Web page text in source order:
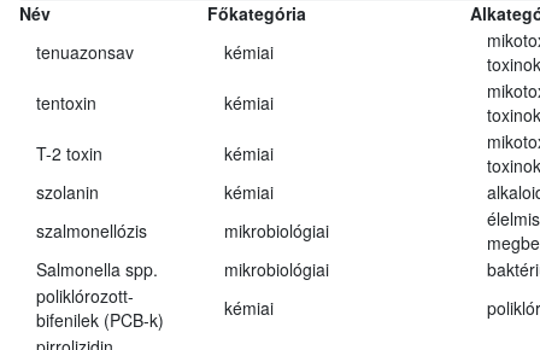
Név Főkategória
tenuazonsav
kémiai
toxinok
tentoxin
kémiai
toxinok
T-2 toxin
kémiai
toxinok
szolanin
kémiai
szalmonellózis
mikrobiológiai
Salmonella spp.
mikrobiológiai
poliklórozott-
bifenilek (PCB-k)
kémiai